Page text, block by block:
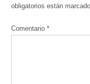
obligatorios están
Comentario*